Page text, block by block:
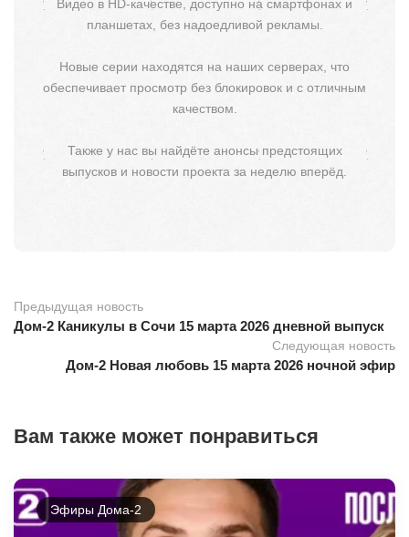
Видео в HD-качестве, доступно на смартфонах и
планшетах, без надоедливой рекламы.
Новые серии находятся на наших серверах, что
обеспечивает просмотр без блокировок и с отличным
качеством.
Также у нас вы найдёте анонсы предстоящих
выпусков и новости проекта за неделю вперёд.
Предыдущая новость
Дом-2 Каникулы в Сочи 15 марта 2026 дневной выпуск
Следующая новость
Дом-2 Новая любовь 15 марта 2026 ночной эфир
Вам также может понравиться
Эфиры Дома-2